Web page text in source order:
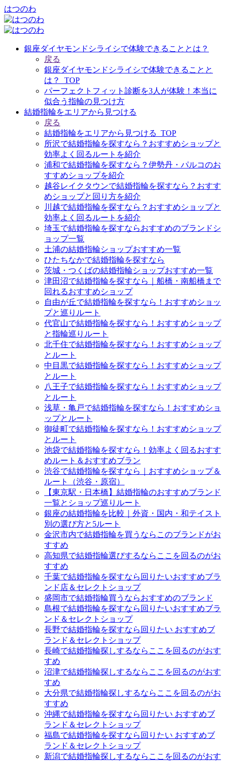
はつのわ
銀座ダイヤモンドシライシで体験できることとは？
戻る
銀座ダイヤモンドシライシで体験できることと
は？_TOP
パーフェクトフィット診断を3人が体験！本当に
似合う指輪の見つけ方
結婚指輪をエリアから見つける
戻る
結婚指輪をエリアから見つける_TOP
所沢で結婚指輪を探すなら？おすすめショップと
効率よく回るルートを紹介
浦和で結婚指輪を探すなら？伊勢丹・パルコのお
すすめショップを紹介
越谷レイクタウンで結婚指輪を探すなら？おすす
めショップと回り方を紹介
川越で結婚指輪を探すなら？おすすめショップと
効率よく回るルートを紹介
埼玉で結婚指輪を探すならおすすめのブランドシ
ョップ一覧
土浦の結婚指輪ショップおすすめ一覧
ひたちなかで結婚指輪を探すなら
茨城・つくばの結婚指輪ショップおすすめ一覧
津田沼で結婚指輪を探すなら｜船橋・南船橋まで
回れるおすすめショップ
自由が丘で結婚指輪を探すなら！おすすめショッ
プと巡りルート
代官山で結婚指輪を探すなら！おすすめショップ
と指輪巡りルート
北千住で結婚指輪を探すなら！おすすめショップ
とルート
中目黒で結婚指輪を探すなら！おすすめショップ
とルート
八王子で結婚指輪を探すなら！おすすめショップ
とルート
浅草・亀戸で結婚指輪を探すなら！おすすめショ
ップとルート
御徒町で結婚指輪を探すなら！おすすめショップ
とルート
池袋で結婚指輪を探すなら！効率よく回るおすす
めルート＆おすすめブラン
渋谷で結婚指輪を探すなら｜おすすめショップ＆
ルート（渋谷・原宿）
【東京駅・日本橋】結婚指輪のおすすめブランド
一覧とショップ巡りルート
銀座の結婚指輪を比較｜外資・国内・和テイスト
別の選び方と5ルート
金沢市内で結婚指輪を買うならこのブランドがお
すすめ
高知県で結婚指輪選びするならここを回るのがお
すすめ
千葉で結婚指輪を探すなら回りたいおすすめブラ
ンド店＆セレクトショップ
盛岡市で結婚指輪買うならおすすめのブランド
島根で結婚指輪を探すなら回りたいおすすめブラ
ンド＆セレクトショップ
長野で結婚指輪を探すなら回りたい おすすめブ
ランド＆セレクトショップ
長崎で結婚指輪探しするならここを回るのがおす
すめ
沼津で結婚指輪探しするならここを回るのがおす
すめ
大分県で結婚指輪探しするならここを回るのがお
すすめ
沖縄で結婚指輪を探すなら回りたい おすすめブ
ランド＆セレクトショップ
福島で結婚指輪を探すなら回りたい おすすめブ
ランド＆セレクトショップ
新潟で結婚指輪探しするならここを回るのがおす